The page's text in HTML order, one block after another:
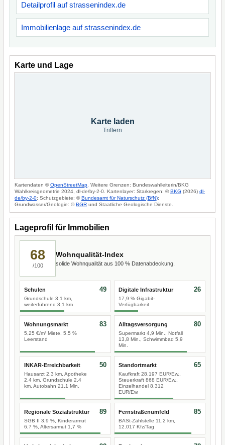
Detailprofil auf strassenindex.de
Immobilienlage auf strassenindex.de
Karte und Lage
Karte laden
Triftern
Kartendaten ©OpenStreetMap . Weitere Grenzen: Bundeswahlleiterin/BKG
Wahlkreisgeometrie 2024, dl-de/by-2-0. Kartenlayer: Starkregen: ©BKG (2026) dl-
de/by-2-0; Schutzgebiete: ©Bundesamt für Naturschutz (BfN);
Grundwasser/Geologie: ©BGR und Staatliche Geologische Dienste.
Lageprofil für Immobilien
68
/100
Wohnqualität-Index
solide Wohnqualität aus 100 % Datenabdeckung.
Schulen
Grundschule 3,1 km,
weiterführend 3,1 km
49 Digitale Infrastruktur
17,9 % Gigabit-
Verfügbarkeit
26
Wohnungsmarkt
5,25 €/m² Miete, 5,5 %
Leerstand
83 Alltagsversorgung
Supermarkt 4,9 Min., Notfall
13,8 Min., Schwimmbad 5,9
Min.
80
INKAR-Erreichbarkeit
Hausarzt 2,3 km, Apotheke
2,4 km, Grundschule 2,4
km, Autobahn 21,1 Min.
50 Standortmarkt
Kaufkraft 28.197 EUR/Ew.,
Steuerkraft 868 EUR/Ew.,
Einzelhandel 8.312
EUR/Ew.
65
Regionale Sozialstruktur
SGB II 3,9 %, Kinderarmut
6,7 %, Altersarmut 1,7 %
89 Fernstraßenumfeld
BASt-Zählstelle 11,2 km,
12.017 Kfz/Tag
85